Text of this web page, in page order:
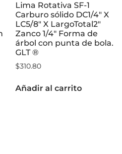
Lima Rotativa SF-1
Carburo sólido DC1/4″ X
LC5/8″ X LargoTotal2″
Zanco 1/4″ Forma de
árbol con punta de bola.
GLT ®
$310.80
Añadir al carrito